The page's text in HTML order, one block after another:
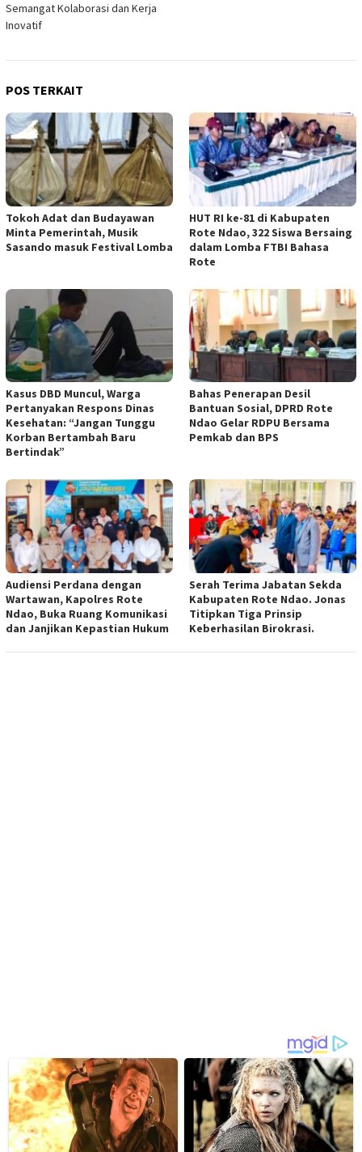
Semangat Kolaborasi dan Kerja
Inovatif
POS TERKAIT
Tokoh Adat dan Budayawan
Minta Pemerintah, Musik
Sasando masuk Festival Lomba
HUT RI ke-81 di Kabupaten
Rote Ndao, 322 Siswa Bersaing
dalam Lomba FTBI Bahasa
Rote
Kasus DBD Muncul, Warga
Pertanyakan Respons Dinas
Kesehatan: “Jangan Tunggu
Korban Bertambah Baru
Bertindak”
Bahas Penerapan Desil
Bantuan Sosial, DPRD Rote
Ndao Gelar RDPU Bersama
Pemkab dan BPS
Audiensi Perdana dengan
Wartawan, Kapolres Rote
Ndao, Buka Ruang Komunikasi
dan Janjikan Kepastian Hukum
Serah Terima Jabatan Sekda
Kabupaten Rote Ndao. Jonas
Titipkan Tiga Prinsip
Keberhasilan Birokrasi.